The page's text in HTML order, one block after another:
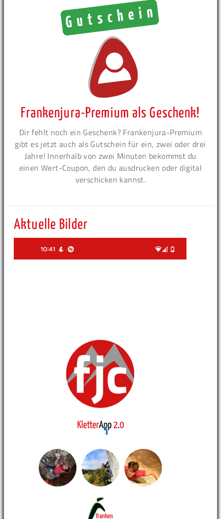
Frankenjura-Premium als Geschenk!
Dir fehlt noch ein Geschenk? Frankenjura-Premium
gibt es jetzt auch als Gutschein für ein, zwei oder drei
Jahre! Innerhalb von zwei Minuten bekommst du
einen Wert-Coupon, den du ausdrucken oder digital
verschicken kannst.
Aktuelle Bilder